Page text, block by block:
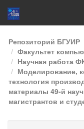
Skip
navigation
Репозиторий БГУИР
Факультет
Научная работа
Моделирование,
технология
материалы 49-й
магистрантов и